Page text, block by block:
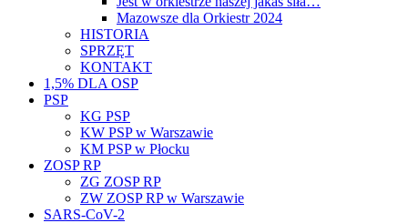
Mazowsze dla Orkiestr 2024
HISTORIA
SPRZĘT
KONTAKT
1,5% DLA OSP
PSP
KG PSP
KW PSP w Warszawie
KM PSP w Płocku
ZOSP RP
ZG ZOSP RP
ZW ZOSP RP w Warszawie
SARS-CoV-2